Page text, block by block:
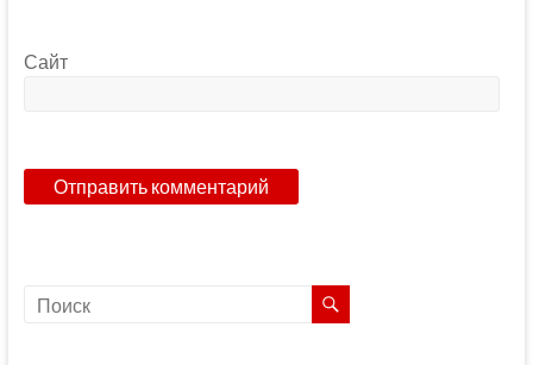
Сайт